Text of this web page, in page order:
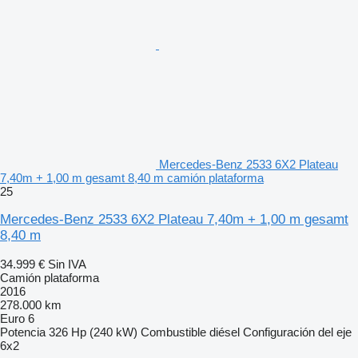
Mercedes-Benz 2533 6X2 Plateau
7,40m + 1,00 m gesamt 8,40 m camión plataforma
25
Mercedes-Benz 2533 6X2 Plateau 7,40m + 1,00 m gesamt
8,40 m
34.999 € Sin IVA
Camión plataforma
2016
278.000 km
Euro 6
Potencia 326 Hp (240 kW) Combustible diésel Configuración del eje
6x2